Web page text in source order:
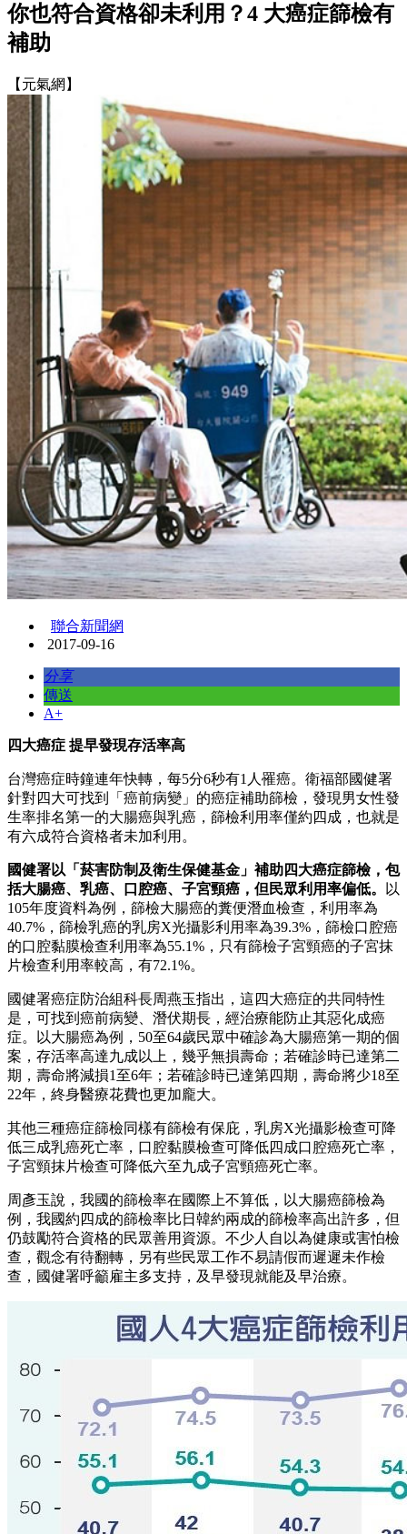
你也符合資格卻未利用？4 大癌症篩檢有
補助
【元氣網】
聯合新聞網
2017-09-16
分享
傳送
A+
四大癌症 提早發現存活率高
台灣癌症時鐘連年快轉，每5分6秒有1人罹癌。衛福部國健署
針對四大可找到「癌前病變」的癌症補助篩檢，發現男女性發
生率排名第一的大腸癌與乳癌，篩檢利用率僅約四成，也就是
有六成符合資格者未加利用。
國健署以「菸害防制及衛生保健基金」補助四大癌症篩檢，包
括大腸癌、乳癌、口腔癌、子宮頸癌，但民眾利用率偏低。
以
105年度資料為例，篩檢大腸癌的糞便潛血檢查，利用率為
40.7%，篩檢乳癌的乳房X光攝影利用率為39.3%，篩檢口腔癌
的口腔黏膜檢查利用率為55.1%，只有篩檢子宮頸癌的子宮抹
片檢查利用率較高，有72.1%。
國健署癌症防治組科長周燕玉指出，這四大癌症的共同特性
是，可找到癌前病變、潛伏期長，經治療能防止其惡化成癌
症。以大腸癌為例，50至64歲民眾中確診為大腸癌第一期的個
案，存活率高達九成以上，幾乎無損壽命；若確診時已達第二
期，壽命將減損1至6年；若確診時已達第四期，壽命將少18至
22年，終身醫療花費也更加龐大。
其他三種癌症篩檢同樣有篩檢有保庇，乳房X光攝影檢查可降
低三成乳癌死亡率，口腔黏膜檢查可降低四成口腔癌死亡率，
子宮頸抹片檢查可降低六至九成子宮頸癌死亡率。
周彥玉說，我國的篩檢率在國際上不算低，以大腸癌篩檢為
例，我國約四成的篩檢率比日韓約兩成的篩檢率高出許多，但
仍鼓勵符合資格的民眾善用資源。不少人自以為健康或害怕檢
查，觀念有待翻轉，另有些民眾工作不易請假而遲遲未作檢
查，國健署呼籲雇主多支持，及早發現就能及早治療。